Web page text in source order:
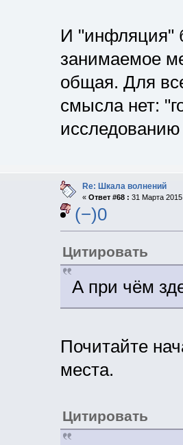
И "инфляция"
занимаемое
общая. Для
смысла нет:
Re: Шкала волнений
« Ответ #68 : 31 Марта
(−)0
Цитировать
А при чём
Почитайте
места.
Цитировать